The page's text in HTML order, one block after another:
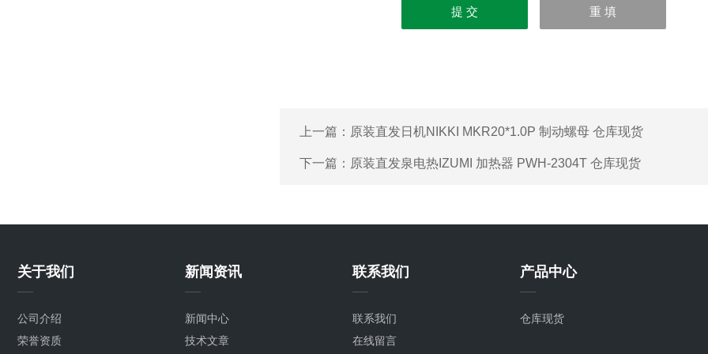
上一篇： 原装直发日机NIKKI MKR20*1.0P 制动螺母 仓库现货
下一篇： 原装直发泉电热IZUMI 加热器 PWH-2304T 仓库现货
关于我们
公司介绍
荣誉资质
新闻资讯
新闻中心
技术文章
联系我们
联系我们
在线留言
产品中心
仓库现货